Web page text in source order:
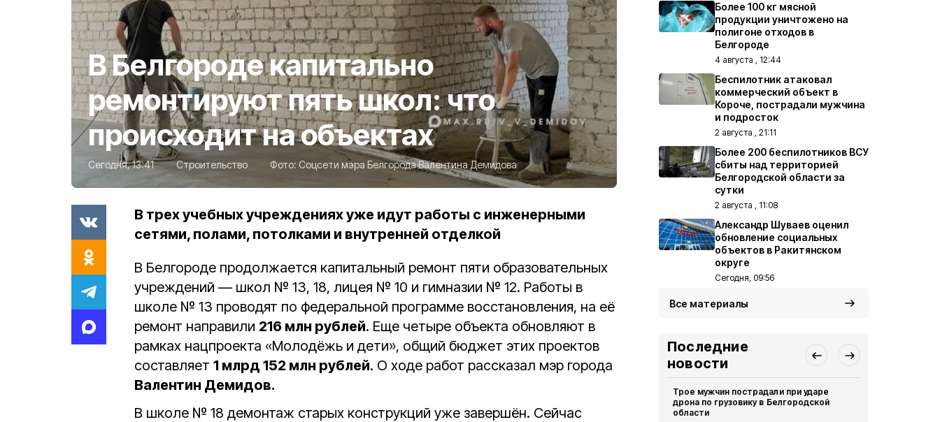
В Белгороде капитально
ремонтируют пять школ: что
происходит на объектах
Сегодня, 13:41 Строительство Фото: Соцсети мэра Белгорода Валентина Демидова
В трех учебных учреждениях уже идут работы с инженерными
сетями, полами, потолками и внутренней отделкой
В Белгороде продолжается капитальный ремонт пяти образовательных
учреждений — школ № 13, 18, лицея № 10 и гимназии № 12. Работы в
школе № 13 проводят по федеральной программе восстановления, на её
ремонт направили 216 млн рублей. Еще четыре объекта обновляют в
рамках нацпроекта «Молодёжь и дети», общий бюджет этих проектов
составляет 1 млрд 152 млн рублей. О ходе работ рассказал мэр города
Валентин Демидов.
В школе № 18 демонтаж старых конструкций уже завершён. Сейчас
Более 100 кг мясной
продукции уничтожено на
полигоне отходов в
Белгороде
4 августа , 12:44
Беспилотник атаковал
коммерческий объект в
Короче, пострадали мужчина
и подросток
2 августа , 21:11
Более 200 беспилотников ВСУ
сбиты над территорией
Белгородской области за
сутки
2 августа , 11:08
Александр Шуваев оценил
обновление социальных
объектов в Ракитянском
округе
Сегодня, 09:56
Все материалы
Последние
новости
Трое мужчин пострадали при ударе
дрона по грузовику в Белгородской
области